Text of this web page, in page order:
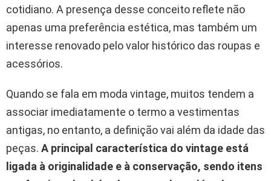
cotidiano. A presença desse conceito reflete não
apenas uma preferência estética, mas também um
interesse renovado pelo valor histórico das roupas e
acessórios.
Quando se fala em moda vintage, muitos tendem a
associar imediatamente o termo a vestimentas
antigas, no entanto, a definição vai além da idade das
peças. A principal característica do vintage está
ligada à originalidade e à conservação, sendo itens